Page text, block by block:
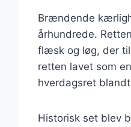
Brændende
århundrede.
flæsk og løg, der
retten lavet som
hverdagsret
Historisk set blev